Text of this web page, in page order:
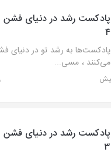
پادکست رشد در دنیای
۴
پادکست‌ها به رشد تو در دنیای
می‌کنند ، مسی...
پادکست رشد در دنیای
۳